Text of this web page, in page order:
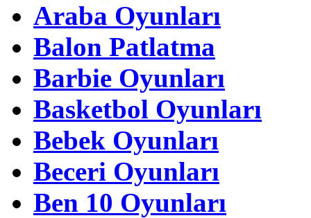
Araba Oyunları
Balon Patlatma
Barbie Oyunları
Basketbol Oyunları
Bebek Oyunları
Beceri Oyunları
Ben 10 Oyunları